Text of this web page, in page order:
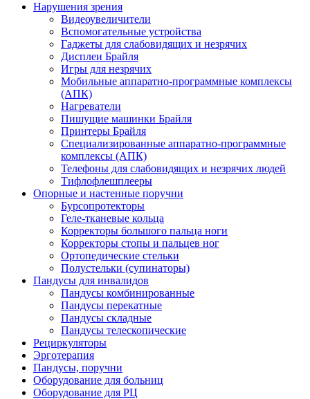
Нарушения зрения
Видеоувеличители
Вспомогательные устройства
Гаджеты для слабовидящих и незрячих
Дисплеи Брайля
Игры для незрячих
Мобильные аппаратно-программные комплексы
(АПК)
Нагреватели
Пишущие машинки Брайля
Принтеры Брайля
Специализированные аппаратно-программные
комплексы (АПК)
Телефоны для слабовидящих и незрячих людей
Тифлофлешплееры
Опорные и настенные поручни
Бурсопротекторы
Геле-тканевые кольца
Корректоры большого пальца ноги
Корректоры стопы и пальцев ног
Ортопедические стельки
Полустельки (супинаторы)
Пандусы для инвалидов
Пандусы комбинированные
Пандусы перекатные
Пандусы складные
Пандусы телескопические
Рециркуляторы
Эрготерапия
Пандусы, поручни
Оборудование для больниц
Оборудование для РЦ